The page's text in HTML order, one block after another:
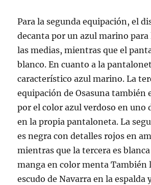
Para la segunda equipación, el
decanta por un azul marino para
las medias, mientras que el
blanco. En cuanto a la
característico azul marino. La
equipación de Osasuna también
por el color azul verdoso en uno
en la propia pantaloneta. La
es negra con detalles rojos en
mientras que la tercera es
manga en color menta También
escudo de Navarra en la espalda